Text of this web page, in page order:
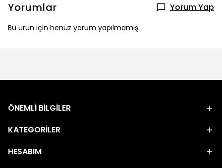
Yorumlar Yorum Yap
Bu ürün için henüz yorum yapılmamış.
ÖNEMLİ BİLGİLER
KATEGORİLER
HESABIM